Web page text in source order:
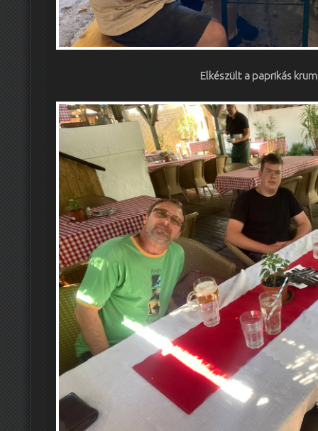
Elkészült a paprikás